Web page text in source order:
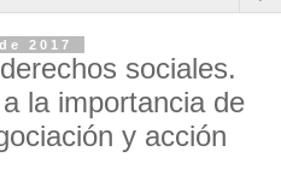
2017
sociales.
la importancia de
y acción